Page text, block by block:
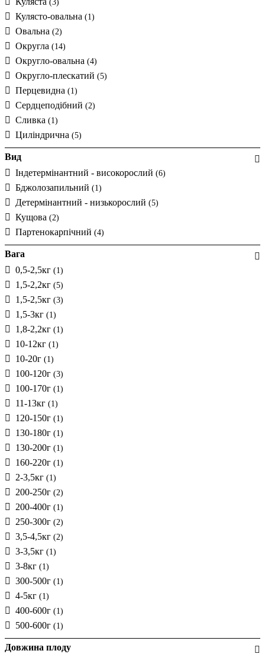
(3)
Кулясто-овальна (1)
Овальна (2)
Округла (14)
Округло-овальна (4)
Округло-плескатий (5)
Перцевидна (1)
Сердцеподібний (2)
Сливка (1)
Циліндрична (5)
Вид
Індетермінантний - високорослий (6)
Бджолозапильний (1)
Детермінантний - низькорослий (5)
Кущова (2)
Партенокарпічний (4)
Вага
0,5-2,5кг (1)
1,5-2,2кг (5)
1,5-2,5кг (3)
1,5-3кг (1)
1,8-2,2кг (1)
10-12кг (1)
10-20г (1)
100-120г (3)
100-170г (1)
11-13кг (1)
120-150г (1)
130-180г (1)
130-200г (1)
160-220г (1)
2-3,5кг (1)
200-250г (2)
200-400г (1)
250-300г (2)
3,5-4,5кг (2)
3-3,5кг (1)
3-8кг (1)
300-500г (1)
4-5кг (1)
400-600г (1)
500-600г (1)
Довжина плоду